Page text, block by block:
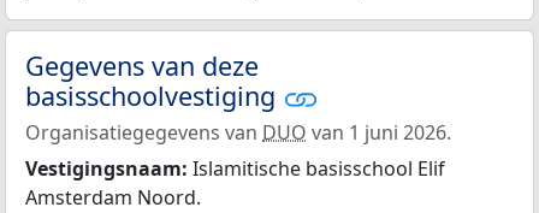
Gegevens van deze
basisschoolvestiging
Organisatiegegevens van DUO van 1 juni 2026.
Vestigingsnaam: Islamitische basisschool Elif
Amsterdam Noord.